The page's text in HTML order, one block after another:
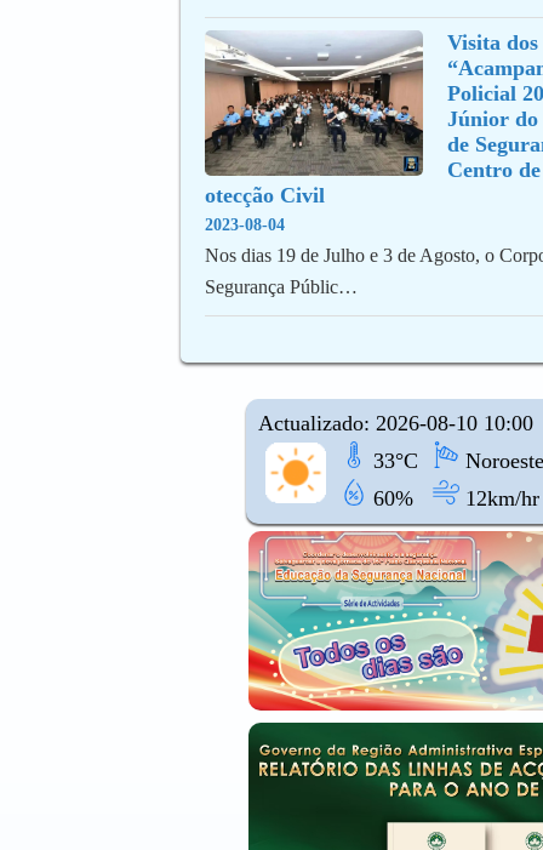
Visita
Policial
Júnior do
de
Centro
otecção Civil
2023-08-04
Nos dias 19 de Julho e 3 de Agosto, o
Segurança Públic…
Actualizado: 2026-08-10 10:00
33°C
Noroeste
60%
12km/hr